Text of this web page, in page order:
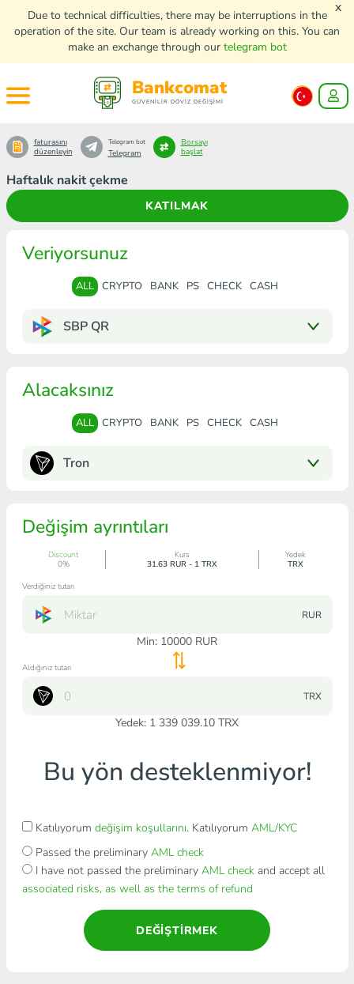
Due to technical difficulties, there may be interruptions in the
operation of the site. Our team is already working on this. You can
make an exchange through our telegram bot
x
Bankcomat
GÜVENİLİR DÖVİZ DEĞİŞİMİ
Haftalık nakit çekme
KATILMAK
faturasını
düzenleyin
Telegram bot
Telegram
Borsayı
başlat
Veriyorsunuz
ALL CRYPTO BANK PS CHECK CASH
SBP QR
Alacaksınız
ALL CRYPTO BANK PS CHECK CASH
Tron
Değişim ayrıntıları
Discount
0%
Kurs
31.63 RUR - 1 TRX
Yedek
TRX
Verdiğiniz tutarı
RUR
Min: 10000 RUR
Aldığınız tutarı
TRX
Yedek: 1 339 039.10 TRX
Bu yön desteklenmiyor!
Katılıyorum değişim koşullarını. Katılıyorum AML/KYC
Passed the preliminary AML check
I have not passed the preliminary AML checkand accept all
associated risks, as well as the terms of refund
DEĞIŞTIRMEK